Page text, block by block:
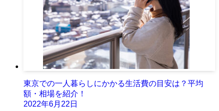
東京での一人暮らしにかかる生活費の目安は？平均
額・相場を紹介！
2022年6月22日